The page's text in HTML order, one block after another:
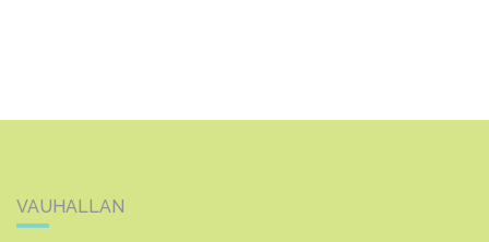
VAUHALLAN